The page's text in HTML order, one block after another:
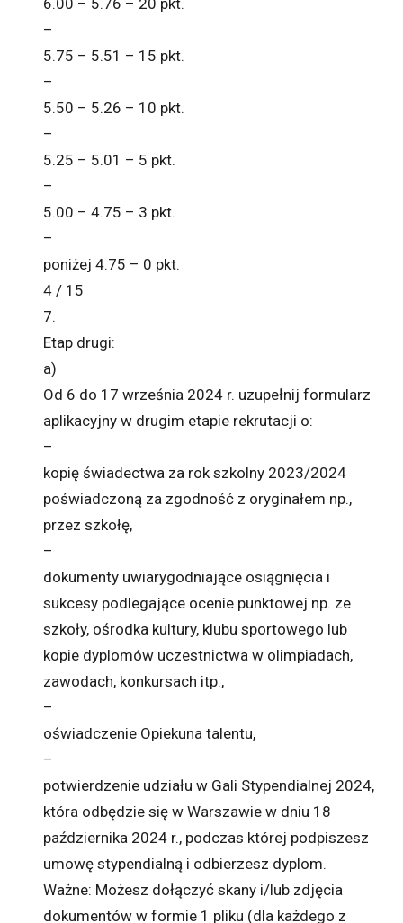
–
5.75 – 5.51 – 15 pkt.
–
5.50 – 5.26 – 10 pkt.
–
5.25 – 5.01 – 5 pkt.
–
5.00 – 4.75 – 3 pkt.
–
poniżej 4.75 – 0 pkt.
4 / 15
7.
Etap drugi:
a)
Od 6 do 17 września 2024 r. uzupełnij formularz
aplikacyjny w drugim etapie rekrutacji o:
–
kopię świadectwa za rok szkolny 2023/2024
poświadczoną za zgodność z oryginałem np.,
przez szkołę,
–
dokumenty uwiarygodniające osiągnięcia i
sukcesy podlegające ocenie punktowej np. ze
szkoły, ośrodka kultury, klubu sportowego lub
kopie dyplomów uczestnictwa w olimpiadach,
zawodach, konkursach itp.,
–
oświadczenie Opiekuna talentu,
–
potwierdzenie udziału w Gali Stypendialnej 2024,
która odbędzie się w Warszawie w dniu 18
października 2024 r., podczas której podpiszesz
umowę stypendialną i odbierzesz dyplom.
Ważne: Możesz dołączyć skany i/lub zdjęcia
dokumentów w formie 1 pliku (dla każdego z